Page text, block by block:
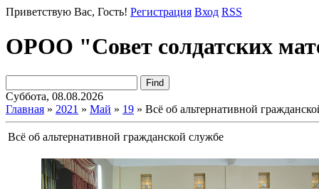
Приветствую Вас, Гость! Регистрация Вход RSS
ОРОО "Совет солдатских
Суббота, 08.08.2026
Главная » 2021 » Май » 19 » Всё об альтернативной
Всё об альтернативной гражданской службе